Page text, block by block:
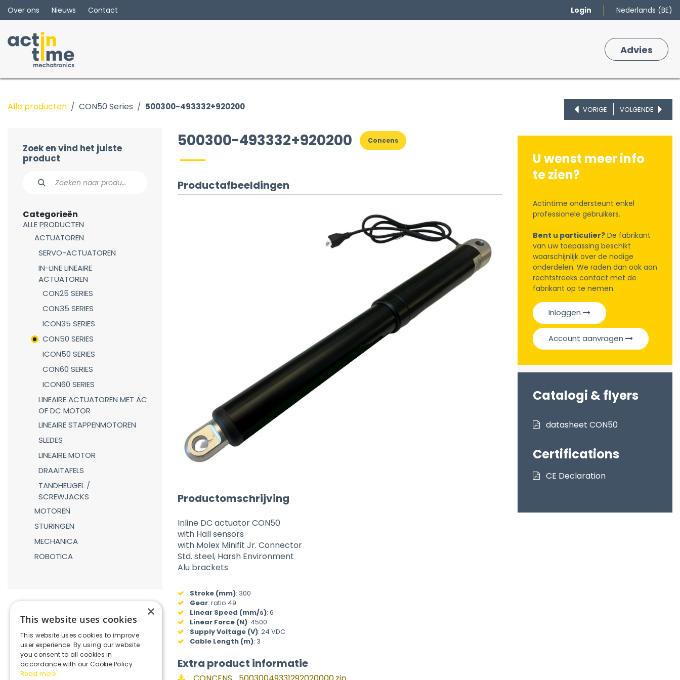
Overslaan naar inhoud
Over ons Nieuws Contact Login Nederlands (BE)
Adv​ies
Alle producten CON50 Series 500300-493332+920200 VORIGE VOLGENDE
Zoek en vind het juiste
product
Categorieën
ALLE PRODUCTEN
ACTUATOREN
SERVO-ACTUATOREN
IN-LINE LINEAIRE
ACTUATOREN
CON25 SERIES
CON35 SERIES
ICON35 SERIES
CON50 SERIES
ICON50 SERIES
CON60 SERIES
ICON60 SERIES
LINEAIRE ACTUATOREN MET AC
OF DC MOTOR
LINEAIRE STAPPENMOTOREN
SLEDES
LINEAIRE MOTOR
DRAAITAFELS
TANDHEUGEL /
SCREWJACKS
MOTOREN
STURINGEN
MECHANICA
ROBOTICA
500300-493332+920200 Concens
Productafbeeldingen
Productomschrijving
Inline DC actuator CON50
with Hall sensors
with Molex Minifit Jr. Connector
Std. steel, Harsh Environment
Alu brackets
Stroke (mm): 300
Gear: ratio 49
Linear Speed (mm/s): 6
Linear Force (N): 4500
Supply Voltage (V): 24 VDC
Cable Length (m): 3
Extra product informatie
U wenst meer info
te zien?
Actintime ondersteunt enkel
professionele gebruikers.
Bent u particulier? De fabrikant
van uw toepassing beschikt
waarschijnlijk over de nodige
onderdelen. We raden dan ook aan
rechtstreeks contact met de
fabrikant op te nemen.
Inloggen
Account aanvragen
Catalogi & flyers
datasheet CON50
Certifications
CE Declaration
×
This website uses cookies
This website uses cookies to improve
user experience. By using our website
you consent to all cookies in
accordance with our Cookie Policy.
Read more